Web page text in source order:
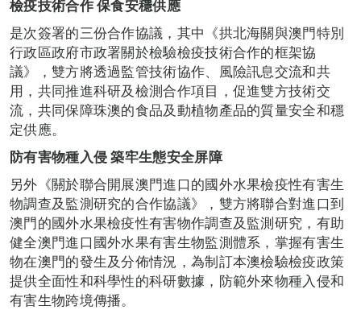
檢疫技術合作 保食安穩供應
是次簽署的三份合作協議，其中《拱北海關與澳門特別
行政區政府市政署關於檢驗檢疫技術合作的框架協
議》，雙方將透過監管技術協作、風險訊息交流和共
用，共同推進科研及檢測合作項目，促進雙方技術交
流，共同保障珠澳的食品及動植物產品的質量安全和穩
定供應。
防有害物種入侵 築牢生態安全屏障
另外《關於聯合開展澳門進口的國外水果檢疫性有害生
物調查及監測研究的合作協議》，雙方將聯合對進口到
澳門的國外水果檢疫性有害物作調查及監測研究，有助
健全澳門進口國外水果有害生物監測體系，掌握有害生
物在澳門的發生及分佈情況，為制訂本澳檢驗檢疫政策
提供全面性和科學性的科研數據，防範外來物種入侵和
有害生物跨境傳播。